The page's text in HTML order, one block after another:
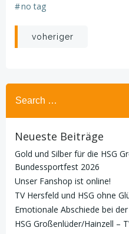
#no tag
voheriger
Search
for:
Neueste Beiträge
Gold und Silber für die HSG
Bundessportfest 2026
Unser Fanshop ist online!
TV Hersfeld und HSG ohne
Emotionale Abschiede bei
HSG Großenlüder/Hainzell –